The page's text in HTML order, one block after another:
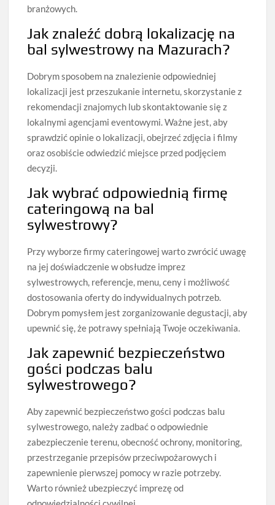
branżowych.
Jak znaleźć dobrą lokalizację na
bal sylwestrowy na Mazurach?
Dobrym sposobem na znalezienie odpowiedniej
lokalizacji jest przeszukanie internetu, skorzystanie z
rekomendacji znajomych lub skontaktowanie się z
lokalnymi agencjami eventowymi. Ważne jest, aby
sprawdzić opinie o lokalizacji, obejrzeć zdjęcia i filmy
oraz osobiście odwiedzić miejsce przed podjęciem
decyzji.
Jak wybrać odpowiednią firmę
cateringową na bal
sylwestrowy?
Przy wyborze firmy cateringowej warto zwrócić uwagę
na jej doświadczenie w obsłudze imprez
sylwestrowych, referencje, menu, ceny i możliwość
dostosowania oferty do indywidualnych potrzeb.
Dobrym pomysłem jest zorganizowanie degustacji, aby
upewnić się, że potrawy spełniają Twoje oczekiwania.
Jak zapewnić bezpieczeństwo
gości podczas balu
sylwestrowego?
Aby zapewnić bezpieczeństwo gości podczas balu
sylwestrowego, należy zadbać o odpowiednie
zabezpieczenie terenu, obecność ochrony, monitoring,
przestrzeganie przepisów przeciwpożarowych i
zapewnienie pierwszej pomocy w razie potrzeby.
Warto również ubezpieczyć imprezę od